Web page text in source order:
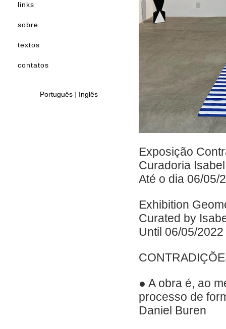
Exposição
Curadoria
Até o dia 06/05/
Exhibition
Curated by
Until 06/05/2022
● A obra é, ao
processo de
Daniel Buren
links
sobre
textos
contatos
Português | Inglês